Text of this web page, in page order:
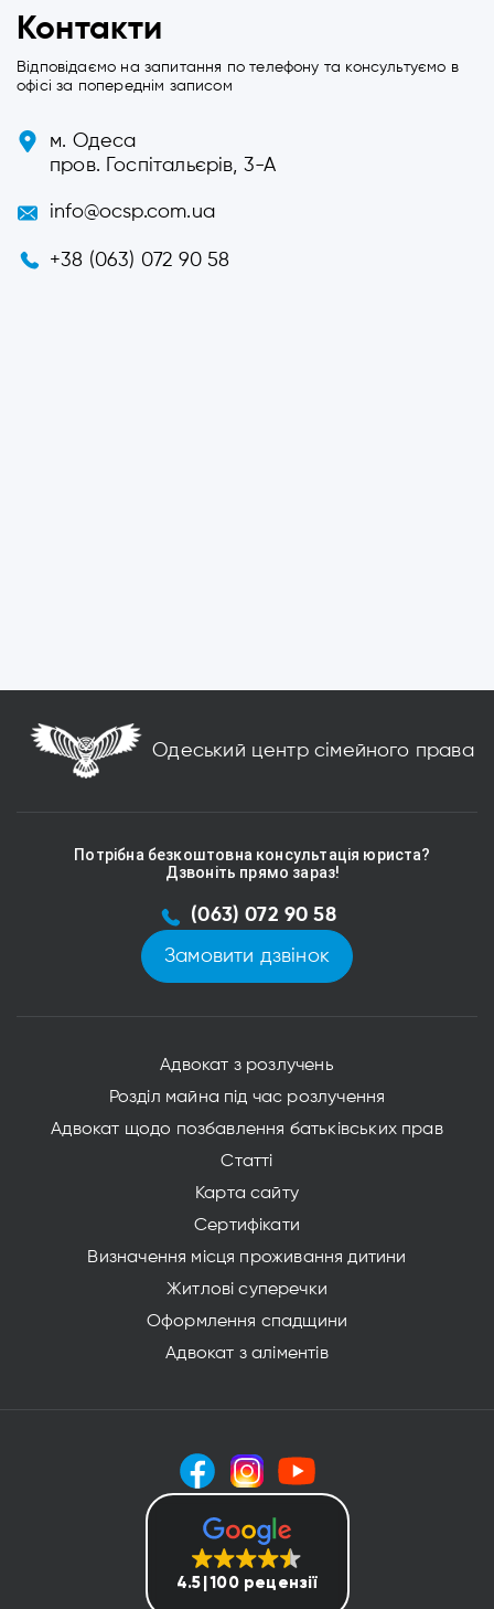
Контакти
Відповідаємо на запитання по телефону та консультуємо в
офісі за попереднім записом
м. Одеса
пров. Госпітальєрів, 3-А
info@ocsp.com.ua
+38 (063) 072 90 58
Одеський центр сімейного права
Потрібна безкоштовна консультація юриста?
Дзвоніть прямо зараз!
(063) 072 90 58
Замовити дзвінок
Адвокат з розлучень
Розділ майна під час розлучення
Адвокат щодо позбавлення батьківських прав
Статті
Карта сайту
Сертифікати
Визначення місця проживання дитини
Житлові суперечки
Оформлення спадщини
Адвокат з аліментів
4.5 100 рецензії